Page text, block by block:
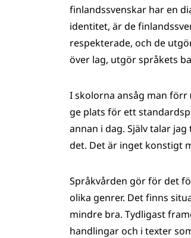
finlandssvenskar har en
identitet, är de
respekterade, och de
över lag, utgör språkets
I skolorna ansåg man
ge plats för ett
annan i dag. Själv talar
det. Det är inget konstigt
Språkvården gör för det
olika genrer. Det finns
mindre bra. Tydligast
handlingar och i texter